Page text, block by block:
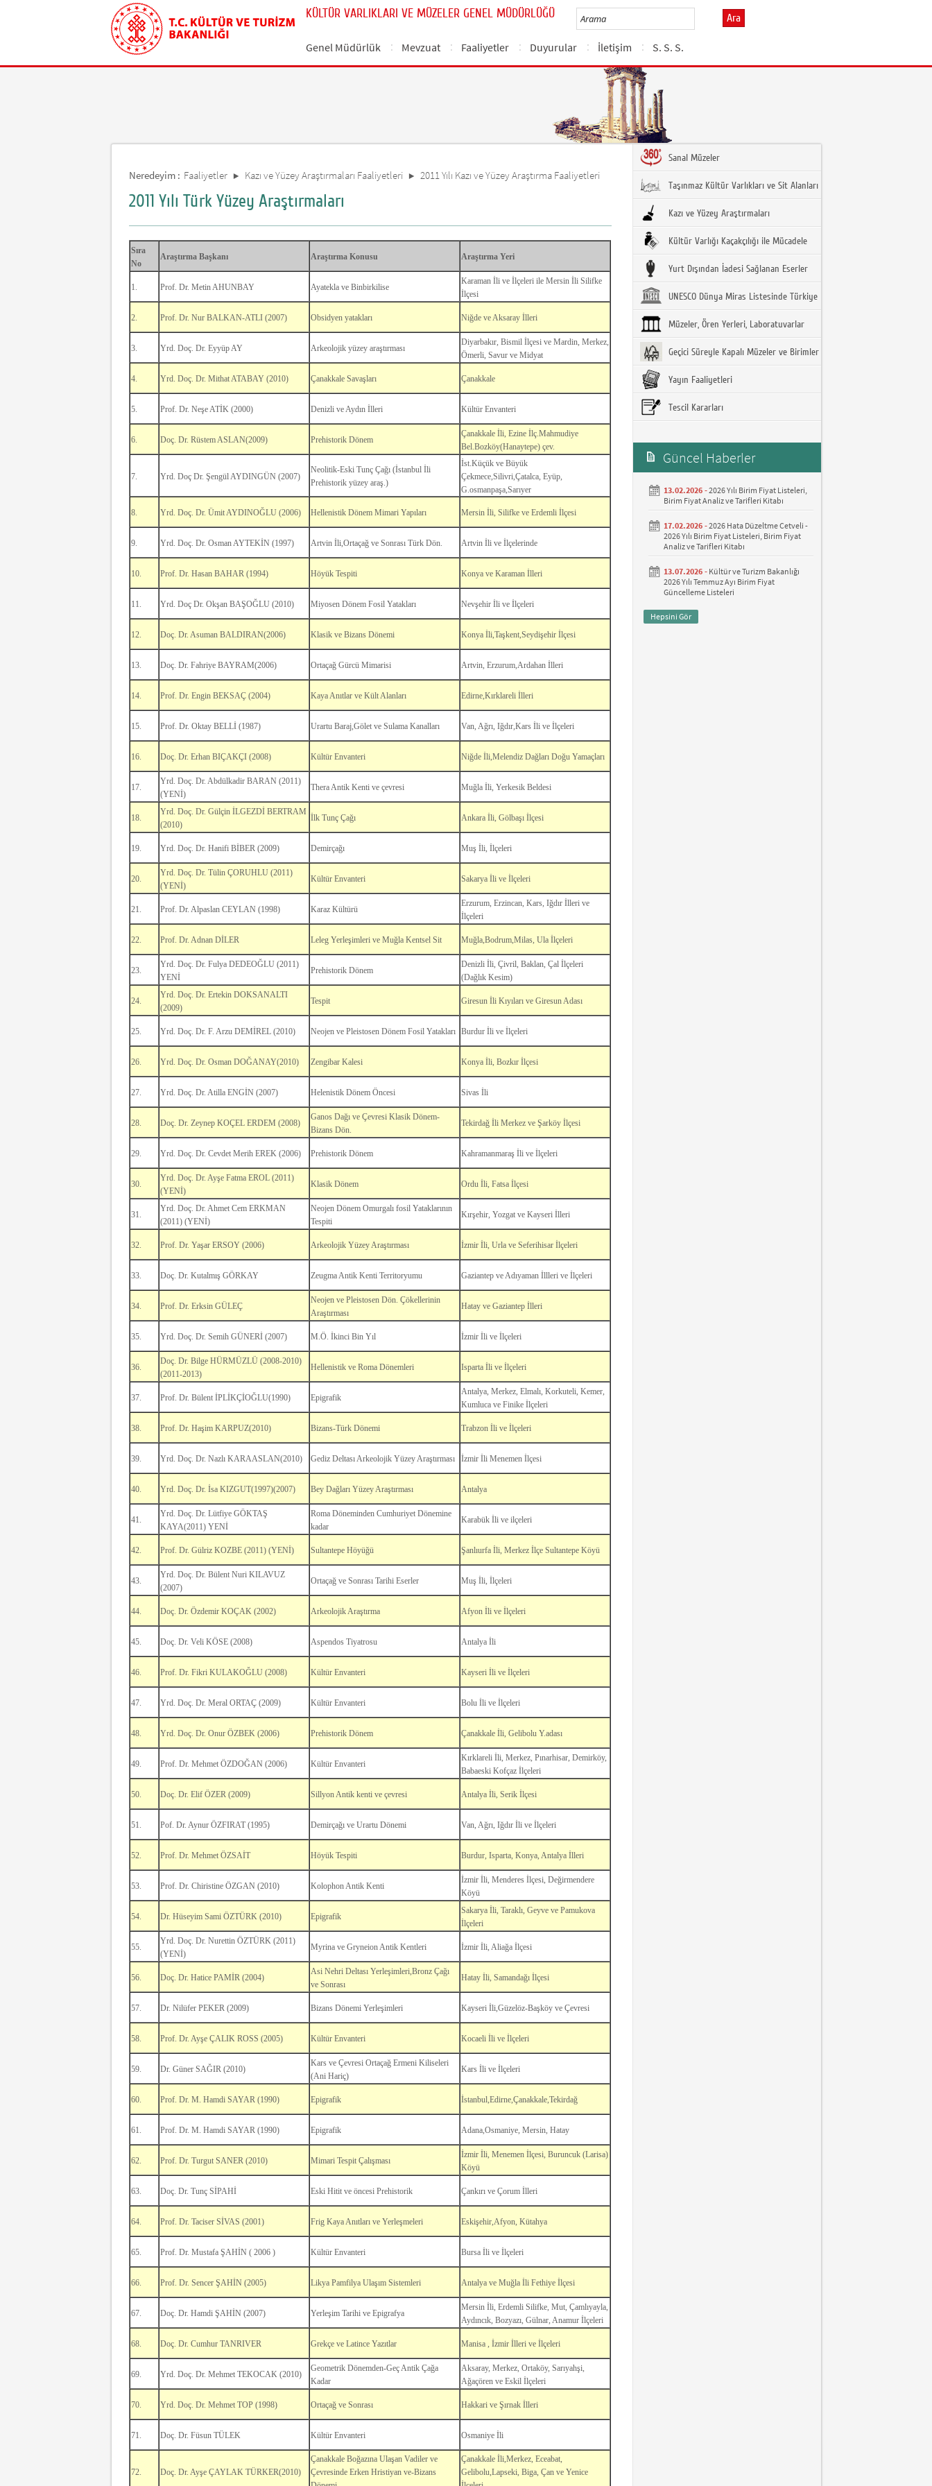
KÜLTÜR VARLIKLARI VE MÜZELER GENEL MÜDÜRLÜĞÜ Ara
Genel Müdürlük Mevzuat Faaliyetler Duyurular İletişim S. S. S.
Neredeyim : Faaliyetler Kazı ve Yüzey Araştırmaları Faaliyetleri 2011 Yılı Kazı ve Yüzey Araştırma Faaliyetleri
2011 Yılı Türk Yüzey Araştırmaları
Sıra
No
Araştırma Başkanı Araştırma Konusu Araştırma Yeri
1. Prof. Dr. Metin AHUNBAY Ayatekla ve Binbirkilise
Karaman İli ve İlçeleri ile Mersin İli Silifke
İlçesi
2. Prof. Dr. Nur BALKAN-ATLI (2007) Obsidyen yatakları Niğde ve Aksaray İlleri
3. Yrd. Doç. Dr. Eyyüp AY Arkeolojik yüzey araştırması
Diyarbakır, Bismil İlçesi ve Mardin, Merkez,
Ömerli, Savur ve Midyat
4. Yrd. Doç. Dr. Mithat ATABAY (2010) Çanakkale Savaşları Çanakkale
5. Prof. Dr. Neşe ATİK (2000) Denizli ve Aydın İlleri Kültür Envanteri
6. Doç. Dr. Rüstem ASLAN(2009) Prehistorik Dönem
Çanakkale İli, Ezine İlç.Mahmudiye
Bel.Bozköy(Hanaytepe) çev.
7. Yrd. Doç Dr. Şengül AYDINGÜN (2007)
Neolitik-Eski Tunç Çağı (İstanbul İli
Prehistorik yüzey araş.)
İst.Küçük ve Büyük
Çekmece,Silivri,Çatalca, Eyüp,
G.osmanpaşa,Sarıyer
8. Yrd. Doç. Dr. Ümit AYDINOĞLU (2006) Hellenistik Dönem Mimari Yapıları Mersin İli, Silifke ve Erdemli İlçesi
9. Yrd. Doç. Dr. Osman AYTEKİN (1997) Artvin İli,Ortaçağ ve Sonrası Türk Dön. Artvin İli ve İlçelerinde
10. Prof. Dr. Hasan BAHAR (1994) Höyük Tespiti Konya ve Karaman İlleri
11. Yrd. Doç Dr. Okşan BAŞOĞLU (2010) Miyosen Dönem Fosil Yatakları Nevşehir İli ve İlçeleri
12. Doç. Dr. Asuman BALDIRAN(2006) Klasik ve Bizans Dönemi Konya İli,Taşkent,Seydişehir İlçesi
13. Doç. Dr. Fahriye BAYRAM(2006) Ortaçağ Gürcü Mimarisi Artvin, Erzurum,Ardahan İlleri
14. Prof. Dr. Engin BEKSAÇ (2004) Kaya Anıtlar ve Kült Alanları Edirne,Kırklareli İlleri
15. Prof. Dr. Oktay BELLİ (1987) Urartu Baraj,Gölet ve Sulama Kanalları Van, Ağrı, Iğdır,Kars İli ve İlçeleri
16. Doç. Dr. Erhan BIÇAKÇI (2008) Kültür Envanteri Niğde İli,Melendiz Dağları Doğu Yamaçları
17.
Yrd. Doç. Dr. Abdülkadir BARAN (2011)
(YENİ)
Thera Antik Kenti ve çevresi Muğla İli, Yerkesik Beldesi
18.
Yrd. Doç. Dr. Gülçin İLGEZDİ BERTRAM
(2010)
İlk Tunç Çağı Ankara İli, Gölbaşı İlçesi
19. Yrd. Doç. Dr. Hanifi BİBER (2009) Demirçağı Muş İli, İlçeleri
20.
Yrd. Doç. Dr. Tülin ÇORUHLU (2011)
(YENİ)
Kültür Envanteri Sakarya İli ve İlçeleri
21. Prof. Dr. Alpaslan CEYLAN (1998) Karaz Kültürü
Erzurum, Erzincan, Kars, Iğdır İlleri ve
İlçeleri
22. Prof. Dr. Adnan DİLER Leleg Yerleşimleri ve Muğla Kentsel Sit Muğla,Bodrum,Milas, Ula İlçeleri
23.
Yrd. Doç. Dr. Fulya DEDEOĞLU (2011)
YENİ
Prehistorik Dönem
Denizli İli, Çivril, Baklan, Çal İlçeleri
(Dağlık Kesim)
24.
Yrd. Doç. Dr. Ertekin DOKSANALTI
(2009)
Tespit Giresun İli Kıyıları ve Giresun Adası
25. Yrd. Doç. Dr. F. Arzu DEMİREL (2010) Neojen ve Pleistosen Dönem Fosil Yatakları Burdur İli ve İlçeleri
26. Yrd. Doç. Dr. Osman DOĞANAY(2010) Zengibar Kalesi Konya İli, Bozkır İlçesi
27. Yrd. Doç. Dr. Atilla ENGİN (2007) Helenistik Dönem Öncesi Sivas İli
28. Doç. Dr. Zeynep KOÇEL ERDEM (2008)
Ganos Dağı ve Çevresi Klasik Dönem-
Bizans Dön.
Tekirdağ İli Merkez ve Şarköy İlçesi
29. Yrd. Doç. Dr. Cevdet Merih EREK (2006) Prehistorik Dönem Kahramanmaraş İli ve İlçeleri
30.
Yrd. Doç. Dr. Ayşe Fatma EROL (2011)
(YENİ)
Klasik Dönem Ordu İli, Fatsa İlçesi
31.
Yrd. Doç. Dr. Ahmet Cem ERKMAN
(2011) (YENİ)
Neojen Dönem Omurgalı fosil Yataklarının
Tespiti
Kırşehir, Yozgat ve Kayseri İlleri
32. Prof. Dr. Yaşar ERSOY (2006) Arkeolojik Yüzey Araştırması İzmir İli, Urla ve Seferihisar İlçeleri
33. Doç. Dr. Kutalmış GÖRKAY Zeugma Antik Kenti Territoryumu Gaziantep ve Adıyaman İllleri ve İlçeleri
34. Prof. Dr. Erksin GÜLEÇ
Neojen ve Pleistosen Dön. Çökellerinin
Araştırması
Hatay ve Gaziantep İlleri
35. Yrd. Doç. Dr. Semih GÜNERİ (2007) M.Ö. İkinci Bin Yıl İzmir İli ve İlçeleri
36.
Doç. Dr. Bilge HÜRMÜZLÜ (2008-2010)
(2011-2013)
Hellenistik ve Roma Dönemleri Isparta İli ve İlçeleri
37. Prof. Dr. Bülent İPLİKÇİOĞLU(1990) Epigrafik
Antalya, Merkez, Elmalı, Korkuteli, Kemer,
Kumluca ve Finike İlçeleri
38. Prof. Dr. Haşim KARPUZ(2010) Bizans-Türk Dönemi Trabzon İli ve İlçeleri
39. Yrd. Doç. Dr. Nazlı KARAASLAN(2010) Gediz Deltası Arkeolojik Yüzey Araştırması İzmir İli Menemen İlçesi
40. Yrd. Doç. Dr. İsa KIZGUT(1997)(2007) Bey Dağları Yüzey Araştırması Antalya
41.
Yrd. Doç. Dr. Lütfiye GÖKTAŞ
KAYA(2011) YENİ
Roma Döneminden Cumhuriyet Dönemine
kadar
Karabük İli ve ilçeleri
42. Prof. Dr. Gülriz KOZBE (2011) (YENİ) Sultantepe Höyüğü Şanlıurfa İli, Merkez İlçe Sultantepe Köyü
43.
Yrd. Doç. Dr. Bülent Nuri KILAVUZ
(2007)
Ortaçağ ve Sonrası Tarihi Eserler Muş İli, İlçeleri
44. Doç. Dr. Özdemir KOÇAK (2002) Arkeolojik Araştırma Afyon İli ve İlçeleri
45. Doç. Dr. Veli KÖSE (2008) Aspendos Tiyatrosu Antalya İli
46. Prof. Dr. Fikri KULAKOĞLU (2008) Kültür Envanteri Kayseri İli ve İlçeleri
47. Yrd. Doç. Dr. Meral ORTAÇ (2009) Kültür Envanteri Bolu İli ve İlçeleri
48. Yrd. Doç. Dr. Onur ÖZBEK (2006) Prehistorik Dönem Çanakkale İli, Gelibolu Y.adası
49. Prof. Dr. Mehmet ÖZDOĞAN (2006) Kültür Envanteri
Kırklareli İli, Merkez, Pınarhisar, Demirköy,
Babaeski Kofçaz İlçeleri
50. Doç. Dr. Elif ÖZER (2009) Sillyon Antik kenti ve çevresi Antalya İli, Serik İlçesi
51. Pof. Dr. Aynur ÖZFIRAT (1995) Demirçağı ve Urartu Dönemi Van, Ağrı, Iğdır İli ve İlçeleri
52. Prof. Dr. Mehmet ÖZSAİT Höyük Tespiti Burdur, Isparta, Konya, Antalya İlleri
53. Prof. Dr. Chiristine ÖZGAN (2010) Kolophon Antik Kenti
İzmir İli, Menderes İlçesi, Değirmendere
Köyü
54. Dr. Hüseyim Sami ÖZTÜRK (2010) Epigrafik
Sakarya İli, Taraklı, Geyve ve Pamukova
İlçeleri
55.
Yrd. Doç. Dr. Nurettin ÖZTÜRK (2011)
(YENİ)
Myrina ve Gryneion Antik Kentleri İzmir İli, Aliağa İlçesi
56. Doç. Dr. Hatice PAMİR (2004)
Asi Nehri Deltası Yerleşimleri,Bronz Çağı
ve Sonrası
Hatay İli, Samandağı İlçesi
57. Dr. Nilüfer PEKER (2009) Bizans Dönemi Yerleşimleri Kayseri İli,Güzelöz-Başköy ve Çevresi
58. Prof. Dr. Ayşe ÇALIK ROSS (2005) Kültür Envanteri Kocaeli İli ve İlçeleri
59. Dr. Güner SAĞIR (2010)
Kars ve Çevresi Ortaçağ Ermeni Kiliseleri
(Ani Hariç)
Kars İli ve İlçeleri
60. Prof. Dr. M. Hamdi SAYAR (1990) Epigrafik İstanbul,Edirne,Çanakkale,Tekirdağ
61. Prof. Dr. M. Hamdi SAYAR (1990) Epigrafik Adana,Osmaniye, Mersin, Hatay
62. Prof. Dr. Turgut SANER (2010) Mimari Tespit Çalışması
İzmir İli, Menemen İlçesi, Buruncuk (Larisa)
Köyü
63. Doç. Dr. Tunç SİPAHİ Eski Hitit ve öncesi Prehistorik Çankırı ve Çorum İlleri
64. Prof. Dr. Taciser SİVAS (2001) Frig Kaya Anıtları ve Yerleşmeleri Eskişehir,Afyon, Kütahya
65. Prof. Dr. Mustafa ŞAHİN ( 2006 ) Kültür Envanteri Bursa İli ve İlçeleri
66. Prof. Dr. Sencer ŞAHİN (2005) Likya Pamfilya Ulaşım Sistemleri Antalya ve Muğla İli Fethiye İlçesi
67. Doç. Dr. Hamdi ŞAHİN (2007) Yerleşim Tarihi ve Epigrafya
Mersin İli, Erdemli Silifke, Mut, Çamlıyayla,
Aydıncık, Bozyazı, Gülnar, Anamur İlçeleri
68. Doç. Dr. Cumhur TANRIVER Grekçe ve Latince Yazıtlar Manisa , İzmir İlleri ve İlçeleri
69. Yrd. Doç. Dr. Mehmet TEKOCAK (2010)
Geometrik Dönemden-Geç Antik Çağa
Kadar
Aksaray, Merkez, Ortaköy, Sarıyahşi,
Ağaçören ve Eskil İlçeleri
70. Yrd. Doç. Dr. Mehmet TOP (1998) Ortaçağ ve Sonrası Hakkari ve Şırnak İlleri
71. Doç. Dr. Füsun TÜLEK Kültür Envanteri Osmaniye İli
72. Doç. Dr. Ayşe ÇAYLAK TÜRKER(2010)
Çanakkale Boğazına Ulaşan Vadiler ve
Çevresinde Erken Hristiyan ve-Bizans
Çanakkale İli,Merkez, Eceabat,
Gelibolu,Lapseki, Biga, Çan ve Yenice
Sanal Müzeler
Taşınmaz Kültür Varlıkları ve Sit Alanları
Kazı ve Yüzey Araştırmaları
Kültür Varlığı Kaçakçılığı ile Mücadele
Yurt Dışından İadesi Sağlanan Eserler
UNESCO Dünya Miras Listesinde Türkiye
Müzeler, Ören Yerleri, Laboratuvarlar
Geçici Süreyle Kapalı Müzeler ve Birimler
Yayın Faaliyetleri
Tescil Kararları
Güncel Haberler
13.02.2026 -2026 Yılı Birim Fiyat Listeleri,
Birim Fiyat Analiz ve Tarifleri Kitabı
17.02.2026 -2026 Hata Düzeltme Cetveli -
2026 Yılı Birim Fiyat Listeleri, Birim Fiyat
Analiz ve Tarifleri Kitabı
13.07.2026 - Kültür ve Turizm Bakanlığı
2026 Yılı Temmuz Ayı Birim Fiyat
Güncelleme Listeleri
Hepsini Gör